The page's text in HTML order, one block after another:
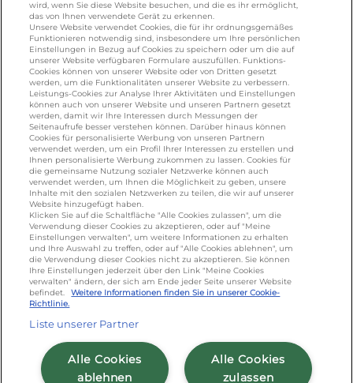
galbani.de/leerdammer.de/president.de
salakis.de/frankenland.com/
omiramilch.de/minusl.de
KONTAKT
foodservice.info@de.lactalis.com
Lactalis Deutschland GmbH - Tel: +49 (0)751
887 366 /lactalis.de
Omira Bodenseemilch GmbH - Tel: +49
(0)751 887 366 /omira.de
Cookie Richtlinie Sitemap/Datenschutz
Impressum
AGB
wird, wenn Sie diese Website besuchen, und die es ihr ermöglicht,
das von Ihnen verwendete Gerät zu erkennen.
Unsere Website verwendet Cookies, die für ihr ordnungsgemäßes
Funktionieren notwendig sind, insbesondere um Ihre persönlichen
Einstellungen in Bezug auf Cookies zu speichern oder um die auf
unserer Website verfügbaren Formulare auszufüllen. Funktions-
Cookies können von unserer Website oder von Dritten gesetzt
werden, um die Funktionalitäten unserer Website zu verbessern.
Leistungs-Cookies zur Analyse Ihrer Aktivitäten und Einstellungen
können auch von unserer Website und unseren Partnern gesetzt
werden, damit wir Ihre Interessen durch Messungen der
Seitenaufrufe besser verstehen können. Darüber hinaus können
Cookies für personalisierte Werbung von unseren Partnern
verwendet werden, um ein Profil Ihrer Interessen zu erstellen und
Ihnen personalisierte Werbung zukommen zu lassen. Cookies für
die gemeinsame Nutzung sozialer Netzwerke können auch
verwendet werden, um Ihnen die Möglichkeit zu geben, unsere
Inhalte mit den sozialen Netzwerken zu teilen, die wir auf unserer
Website hinzugefügt haben.
Klicken Sie auf die Schaltfläche "Alle Cookies zulassen", um die
Verwendung dieser Cookies zu akzeptieren, oder auf "Meine
Einstellungen verwalten", um weitere Informationen zu erhalten
und Ihre Auswahl zu treffen, oder auf "Alle Cookies ablehnen", um
die Verwendung dieser Cookies nicht zu akzeptieren. Sie können
Ihre Einstellungen jederzeit über den Link "Meine Cookies
verwalten" ändern, der sich am Ende jeder Seite unserer Website
befindet.
Weitere Informationen finden Sie in unserer Cookie-
Richtlinie.
Liste unserer Partner
Alle Cookies
zulassen
Alle Cookies
ablehnen